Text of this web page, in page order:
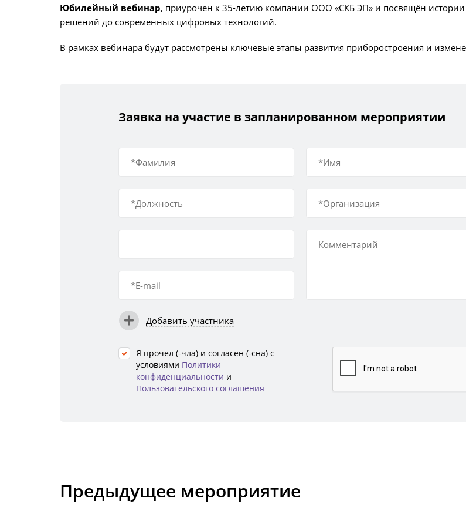
Юбилейный вебинар, приурочен к 35-летию компании ООО «СКБ ЭП» и посвящён
решений до современных цифровых технологий.
В рамках вебинара будут рассмотрены ключевые этапы развития приборостроения и
Заявка на участие в запланированном мероприятии
Добавить участника
Я прочел (-чла) и согласен (-сна) с
условиями Политики
конфиденциальности и
Пользовательского соглашения
Предыдущее мероприятие